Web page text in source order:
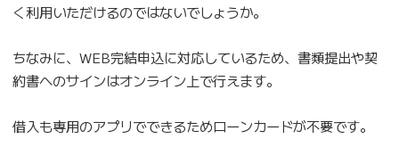
く利用いただけるのではないでしょうか。
ちなみに、WEB完結申込に対応しているため、書類提出や契
約書へのサインはオンライン上で行えます。
借入も専用のアプリでできるためローンカードが不要です。